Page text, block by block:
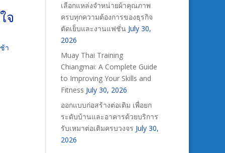
จ
า
เลือกแหล่งจำหน่ายผ้าคุณภาพ
ครบทุกความต้องการของธุรกิจ
ตัดเย็บและงานแฟชั่น July 30,
2026
Muay Thai Training
Chiangmai: A Complete Guide
to Improving Your Skills and
Fitness July 30, 2026
ออกแบบก่อสร้างต่อเติม เพื่อยก
ระดับบ้านและอาคารด้วยบริการ
รับเหมาต่อเติมครบวงจร July 30,
2026